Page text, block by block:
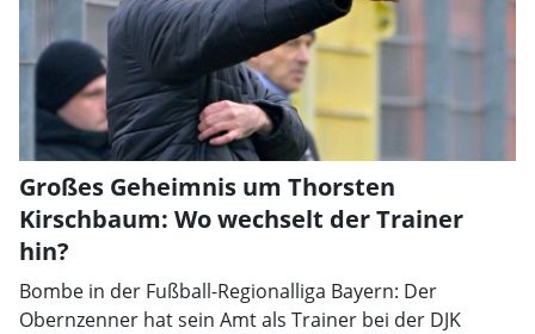
Großes Geheimnis um Thorsten
Kirschbaum: Wo wechselt der Trainer
hin?
Bombe in der Fußball-Regionalliga Bayern: Der
Obernzenner hat sein Amt als Trainer bei der DJK